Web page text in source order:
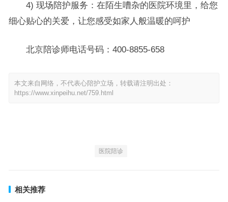
4) 现场陪护服务：在陌生嘈杂的医院环境里，给您
细心贴心的关爱，让您感受如家人般温暖的呵护
北京陪诊师电话号码：400-8855-658
本文来自网络，不代表心陪护立场，转载请注明出处：
https://www.xinpeihu.net/759.html
医院陪诊
相关推荐